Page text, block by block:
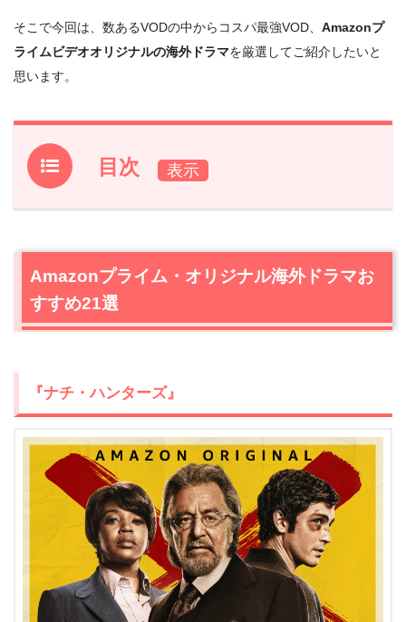
そこで今回は、数あるVODの中からコスパ最強VOD、 Amazonプ
ライムビデオオリジナルの海外ドラマを厳選してご紹介したいと
思います。
目次
1.Amazonプライム・オリジナル海外ドラマおすすめ21選
1.3 『ザ・ボーイズ』
1.4『マーベラス・ミセス・メイゼル』
1.5『ホームカミング』
1.8 『ハンナ～殺人兵器になった少女～』
1.10『モーツァルト・イン・ザ・ジャングル』
1.11 『高い城の男』
1.12 『フリーバッグ』
『フォーエバー～人生の意味～』
1.14 『スニーキー・ピート』
『パージ』
1.16『トランスペアレント』
1.17 『マッド・ドックス』
Amazonプライム・オリジナル海外ドラマお
すすめ21選
『ナチ・ハンターズ』